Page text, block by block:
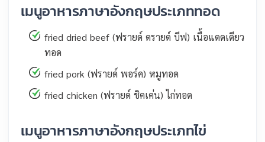
เมนูอาหารภาษาอังกฤษประเภททอด
fried dried beef (ฟรายด์ ดรายด์ บีฟ) เนื้อแดดเดียว
ทอด
fried pork (ฟรายด์ พอร์ค) หมูทอด
fried chicken (ฟรายด์ ชิคเค่น) ไก่ทอด
เมนูอาหารภาษาอังกฤษประเภทไข่